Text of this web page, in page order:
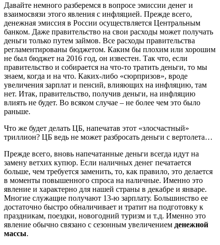
Давайте немного разберемся в вопросе эмиссии денег и
взаимосвязи этого явления с инфляцией. Прежде всего,
денежная эмиссия в России осуществляется Центральным
банком. Даже правительство на свои расходы может получать
деньги только путем займов. Все расходы правительства
регламентированы бюджетом. Каким бы плохим или хорошим
не был бюджет на 2016 год, он известен. Так что, если
правительство и собирается на что-то тратить деньги, то мы
знаем, когда и на что. Каких-либо «сюрпризов», вроде
увеличения зарплат и пенсий, влияющих на инфляцию, там
нет. Итак, правительство, получив деньги, на инфляцию
влиять не будет. Во всяком случае – не более чем это было
раньше.
Что же будет делать ЦБ, напечатав этот «злосчастный»
триллион? ЦБ ведь не может разбросать деньги с вертолета…
Прежде всего, вновь напечатанные деньги всегда идут на
замену ветхих купюр. Если наличных денег печатается
больше, чем требуется заменить, то, как правило, это делается
в моменты повышенного спроса на наличные. Именно это
явление и характерно для нашей страны в декабре и январе.
Многие служащие получают 13-ю зарплату. Большинство ее
достаточно быстро обналичивает и тратит на подготовку к
праздникам, поездки, новогодний туризм и т.д. Именно это
явление обычно связано с сезонным увеличением денежной
массы.